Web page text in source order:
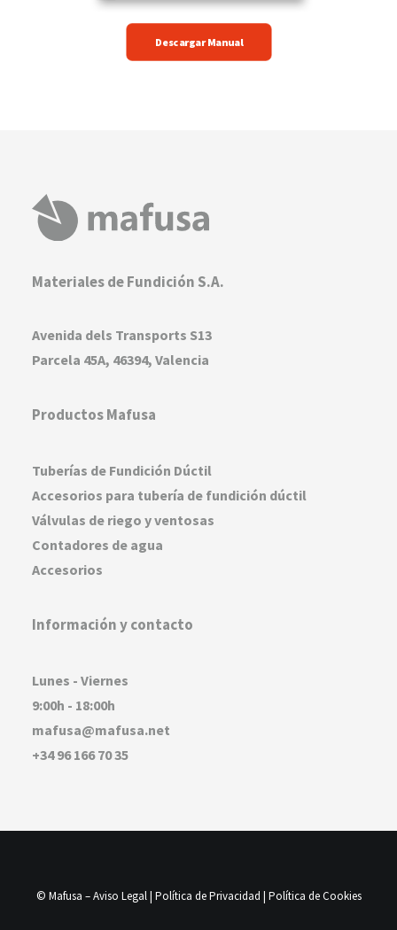
Descargar Manual
Materiales de Fundición S.A.
Avenida dels Transports S13
Parcela 45A, 46394, Valencia
Productos Mafusa
Tuberías de Fundición Dúctil
Accesorios para tubería de fundición dúctil
Válvulas de riego y ventosas
Contadores de agua
Accesorios
Información y contacto
Lunes - Viernes
9:00h - 18:00h
mafusa@mafusa.net
+34 96 166 70 35
© Mafusa –Aviso Legal| Política de Privacidad | Política de Cookies